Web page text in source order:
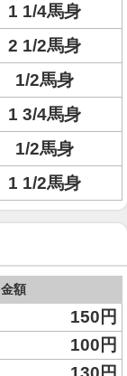
1 1/4馬身
2 1/2馬身
1/2馬身
1 3/4馬身
1/2馬身
1 1/2馬身
金額
150円
100円